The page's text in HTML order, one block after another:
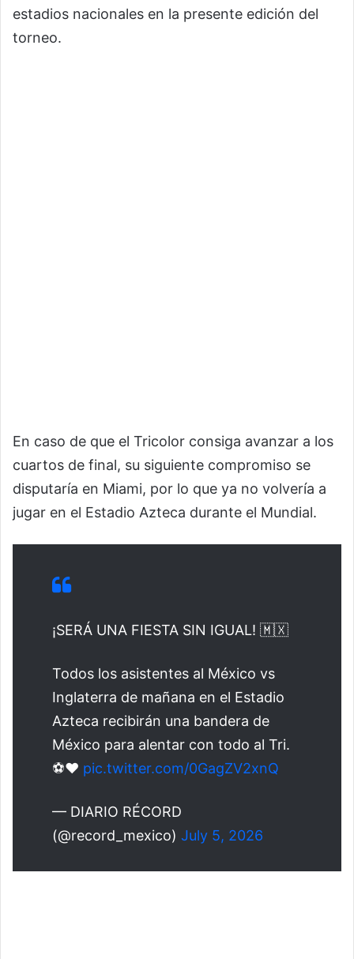
estadios nacionales en la presente edición del
torneo.
En caso de que el Tricolor consiga avanzar a los
cuartos de final, su siguiente compromiso se
disputaría en Miami, por lo que ya no volvería a
jugar en el Estadio Azteca durante el Mundial.
¡SERÁ UNA FIESTA SIN IGUAL! 🇲🇽
Todos los asistentes al México vs
Inglaterra de mañana en el Estadio
Azteca recibirán una bandera de
México para alentar con todo al Tri.
⚽️❤️ pic.twitter.com/0GagZV2xnQ
— DIARIO RÉCORD
(@record_mexico) July 5, 2026